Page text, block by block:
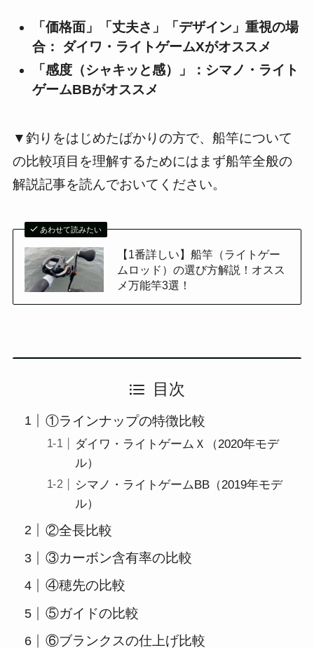
「価格面」「丈夫さ」「デザイン」重視の場
合： ダイワ・ライトゲームXがオススメ
「感度（シャキッと感）」：シマノ・ライト
ゲームBBがオススメ
▼釣りをはじめたばかりの方で、船竿について
の比較項目を理解するためにはまず船竿全般の
解説記事を読んでおいてください。
あわせて読みたい
【1番詳しい】船竿（ライトゲー
ムロッド）の選び方解説！オスス
メ万能竿3選！
目次
①ラインナップの特徴比較
ダイワ・ライトゲームＸ（2020年モデ
ル）
シマノ・ライトゲームBB（2019年モデ
ル）
②全長比較
③カーボン含有率の比較
④穂先の比較
⑤ガイドの比較
⑥ブランクスの仕上げ比較